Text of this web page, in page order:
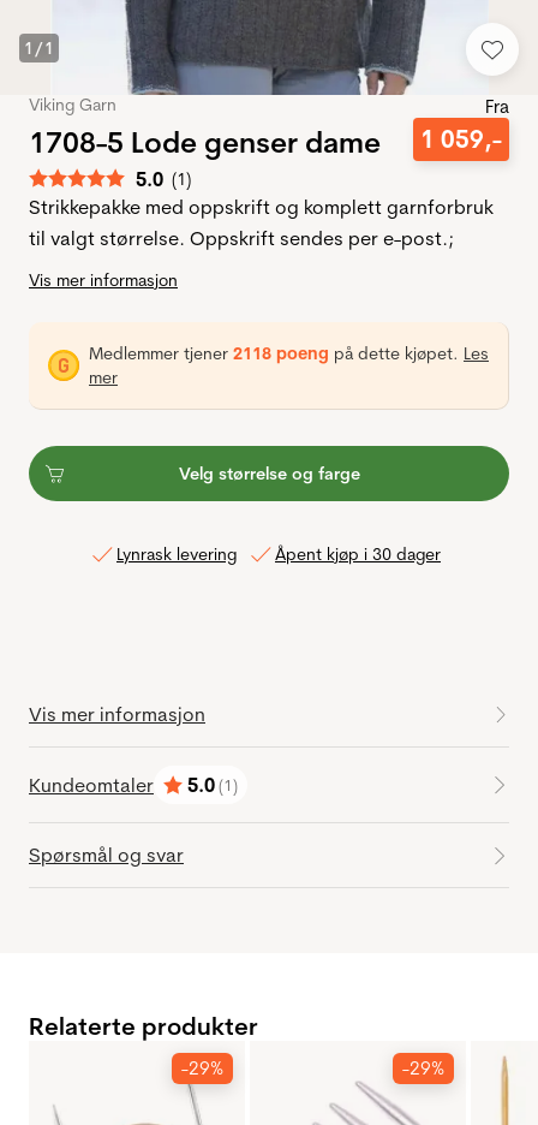
1 /1
Viking Garn
1708-5 Lode genser dame
Gjennomsnittskarakter:
5.0 (stemmer:
1)
Fra
1 059,-
Strikkepakke med oppskrift og komplett garnforbruk
til valgt størrelse. Oppskrift sendes per e-post.;
Vis mer informasjon
Medlemmer tjener 2118 poeng på dette kjøpet. Les
mer
Velg størrelse og farge
Lynrask levering Åpent kjøp i 30 dager
Vis mer informasjon
Kundeomtaler
Karakter:
5.0(1)
av 5 mulige
Spørsmål og svar
Relaterte produkter
-29% -29%